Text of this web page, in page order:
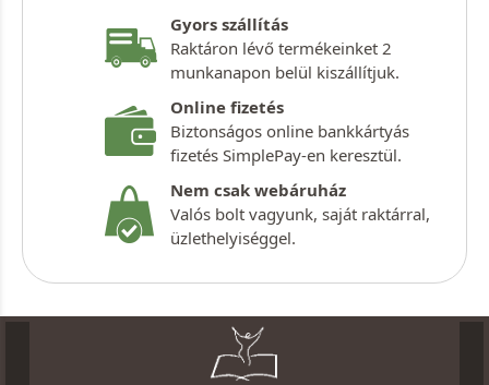
Gyors szállítás
Raktáron lévő termékeinket 2
munkanapon belül kiszállítjuk.
Online fizetés
Biztonságos online bankkártyás
fizetés SimplePay-en keresztül.
Nem csak webáruház
Valós bolt vagyunk, saját raktárral,
üzlethelyiséggel.